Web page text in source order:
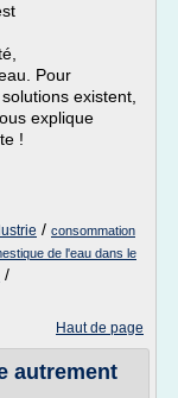
Pour
existent,
explique
!
/ consommation
de l'eau dans le
/
Haut de page
autrement